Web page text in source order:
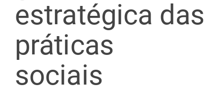
estratégica das
práticas
sociais